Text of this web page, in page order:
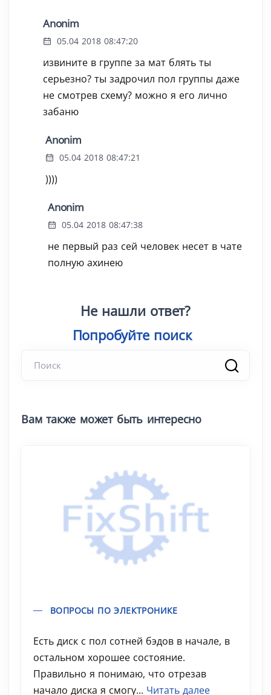
Anonim
05.04 2018 08:47:20
извините в группе за мат блять ты
серьезно? ты задрочил пол группы даже
не смотрев схему? можно я его лично
забаню
Anonim
05.04 2018 08:47:21
))))
Anonim
05.04 2018 08:47:38
не первый раз сей человек несет в чате
полную ахинею
Не нашли ответ?
Попробуйте|
Вам также может быть интересно
ВОПРОСЫ ПО ЭЛЕКТРОНИКЕ
Есть диск с пол сотней бэдов в начале, в
остальном хорошее состояние.
Правильно я понимаю, что отрезав
начало диска я смогу... Читать далее